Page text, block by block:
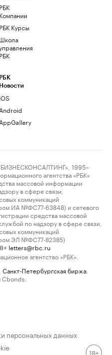
РБК
Компании
РБК Курсы
Школа
РБК
РБК
Новости
iOS
Android
AppGallery
1995–
агентства «РБК»
массовой информации
в сфере связи,
коммуникаций
ИА №ФС77-63848) и сетевого
средства массовой
по надзору в сфере связи,
коммуникаций
ЭЛ №ФС77-82385)
letters@rbc.ru
агентство «РБК».
Санкт-Петербургская биржа
персональных данных
18+